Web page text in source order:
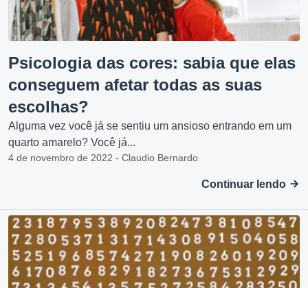
Psicologia das cores: sabia que elas
conseguem afetar todas as suas
escolhas?
Alguma vez você já se sentiu um ansioso entrando em um
quarto amarelo? Você já...
4 de novembro de 2022 - Claudio Bernardo
Continuar lendo